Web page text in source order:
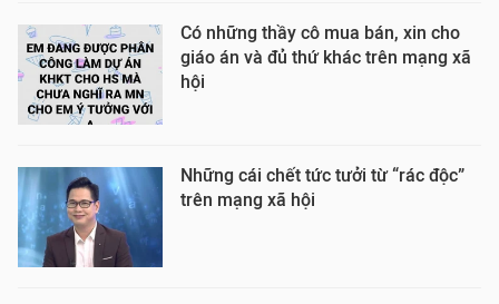
Có những thầy cô mua bán, xin cho
giáo án và đủ thứ khác trên mạng xã
hội
Những cái chết tức tưởi từ “rác độc”
trên mạng xã hội